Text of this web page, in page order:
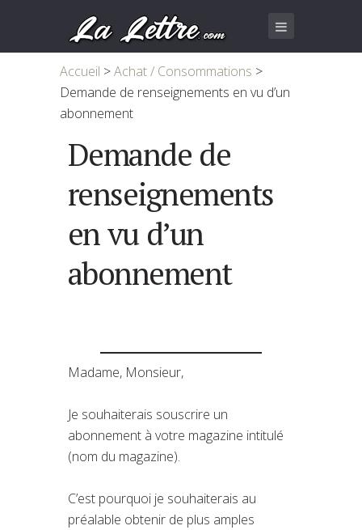
Accueil >Achat / Consommations >
Demande de renseignements en vu d’un
abonnement
Demande de
renseignements
en vu d’un
abonnement
Madame, Monsieur,
Je souhaiterais souscrire un
abonnement à votre magazine intitulé
(nom du magazine).
C’est pourquoi je souhaiterais au
préalable obtenir de plus amples